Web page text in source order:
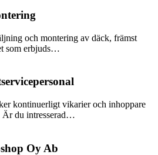
och montering av däck, främst
som erbjuds…
kontinuerligt vikarier och inhoppare
Är du intresserad…
Oy Ab